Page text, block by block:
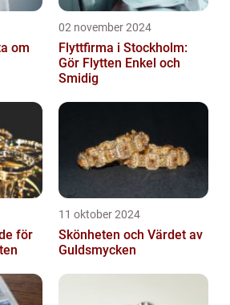
om
02 november 2024
Flyttfirma i Stockholm:
Gör Flytten Enkel och
Smidig
för
11 oktober 2024
Skönheten och Värdet av
Guldsmycken